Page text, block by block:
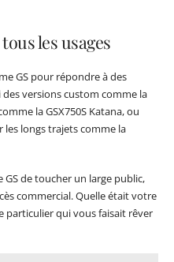
les usages
GS pour répondre à des
versions custom comme la
la GSX750S Katana, ou
longs trajets comme la
de toucher un large public,
commercial. Quelle était votre
particulier qui vous faisait rêver